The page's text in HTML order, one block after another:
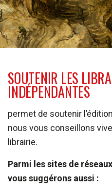
SOUTENIR LES
INDÉPENDANTES
permet de soutenir
nous vous conseillons
librairie.
Parmi les sites de
vous suggérons aussi :